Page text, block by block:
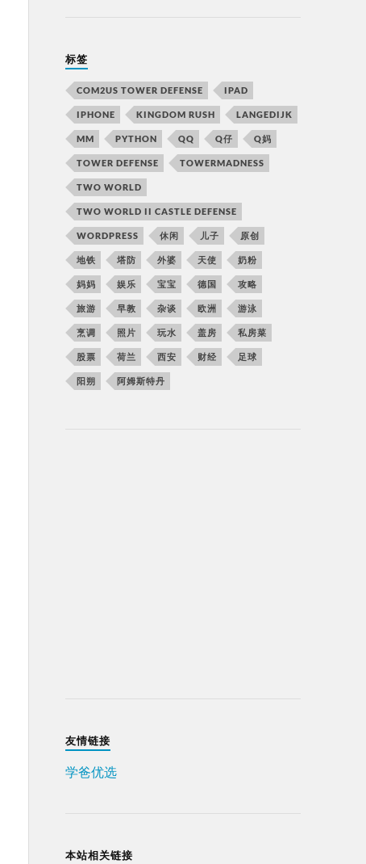
标签
COM2US TOWER DEFENSE IPAD
IPHONE KINGDOM RUSH LANGEDIJK
MM PYTHON QQ Q仔 Q妈
TOWER DEFENSE TOWERMADNESS
TWO WORLD
TWO WORLD II CASTLE DEFENSE
WORDPRESS 休闲 儿子 原创
地铁 塔防 外婆 天使 奶粉
妈妈 娱乐 宝宝 德国 攻略
旅游 早教 杂谈 欧洲 游泳
烹调 照片 玩水 盖房 私房菜
股票 荷兰 西安 财经 足球
阳朔 阿姆斯特丹
友情链接
学爸优选
本站相关链接